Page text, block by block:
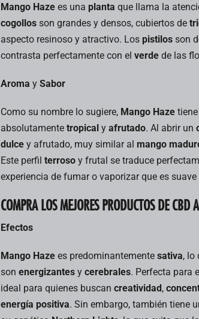
Mango Haze es una planta que llama la
cogollos son grandes y densos, cubiertos de
aspecto resinoso y atractivo. Los pistilos son
contrasta perfectamente con el verde de las
Aroma y Sabor
Como su nombre lo sugiere, Mango Haze
absolutamente tropical y afrutado. Al abrir un
dulce y afrutado, muy similar al mango
Este perfil terroso y frutal se traduce
experiencia de fumar o vaporizar que es
COMPRA LOS MEJORES PRODUCTOS DE CBD
Efectos
Mango Haze es predominantemente sativa, lo
son energizantes y cerebrales. Perfecta para
ideal para quienes buscan creatividad,
energía positiva. Sin embargo, también tiene
de las
variedades de
cannabis más
populares y
queridas en la
excepcional
como por sus
efectos...
Leer más